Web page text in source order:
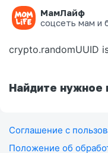
МамЛайф
соцсеть мам и
Ошибка на
crypto.randomUUID
Найдите нужное
Соглашение с
Положение об